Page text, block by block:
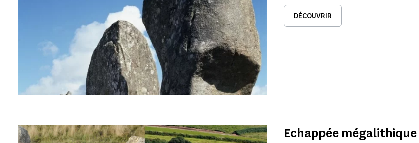
DÉCOUVRIR
Echappée mégalithique